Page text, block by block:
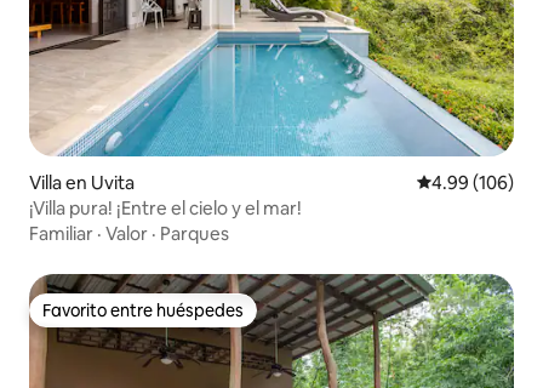
Villa en Uvita Calificación
4.99 (106)
¡Villa pura! ¡Entre el cielo y el mar!
Familiar · Valor · Parques
Favorito entre huéspedes
Favorito entre huéspedes